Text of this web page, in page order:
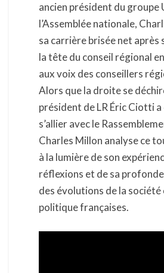
ancien président du groupe
l’Assemblée nationale,
sa carrière brisée net après
la tête du conseil régional
aux voix des conseillers
Alors que la droite se
président de LR Éric Ciotti
s’allier avec le
Charles Millon analyse ce
à la lumière de son
réflexions et de sa
des évolutions de la société
politique françaises.